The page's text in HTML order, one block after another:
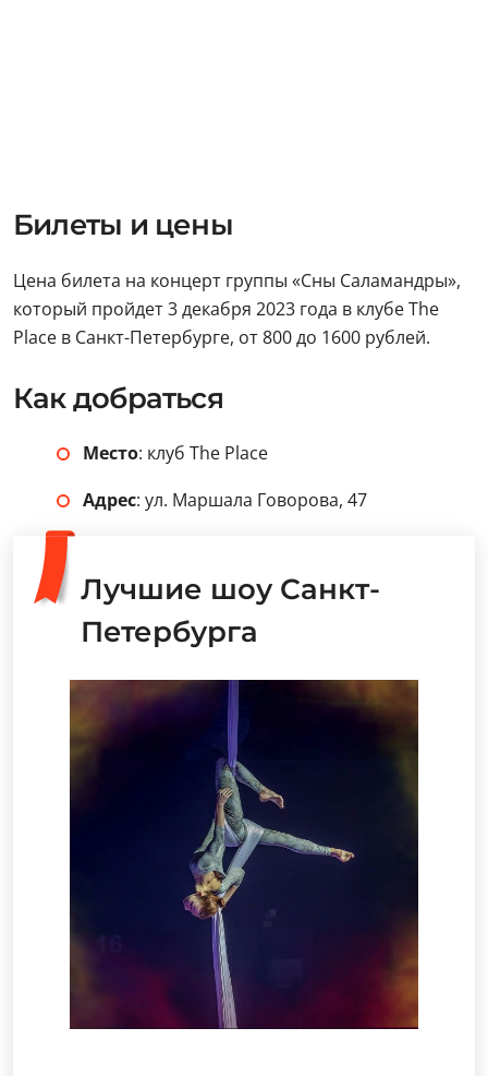
Билеты и цены
Цена билета на концерт группы «Сны Саламандры»,
который пройдет 3 декабря 2023 года в клубе The
Place в Санкт-Петербурге, от 800 до 1600 рублей.
Как добраться
Место: клуб The Place
Адрес: ул. Маршала Говорова, 47
Лучшие шоу Санкт-
Петербурга